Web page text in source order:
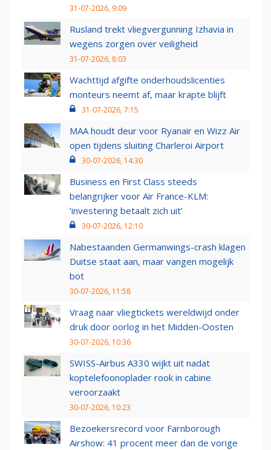
31-07-2026, 9:09
Rusland trekt vliegvergunning Izhavia in
wegens zorgen over veiligheid
31-07-2026, 8:03
Wachttijd afgifte onderhoudslicenties
monteurs neemt af, maar krapte blijft
31-07-2026, 7:15
MAA houdt deur voor Ryanair en Wizz Air
open tijdens sluiting Charleroi Airport
30-07-2026, 14:30
Business en First Class steeds
belangrijker voor Air France-KLM:
‘investering betaalt zich uit’
30-07-2026, 12:10
Nabestaanden Germanwings-crash klagen
Duitse staat aan, maar vangen mogelijk
bot
30-07-2026, 11:58
Vraag naar vliegtickets wereldwijd onder
druk door oorlog in het Midden-Oosten
30-07-2026, 10:36
SWISS-Airbus A330 wijkt uit nadat
koptelefoonoplader rook in cabine
veroorzaakt
30-07-2026, 10:23
Bezoekersrecord voor Farnborough
Airshow: 41 procent meer dan de vorige